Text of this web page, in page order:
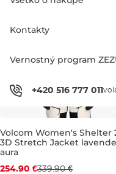
Kontakty
Vernostný program
+420 516 777 011
Zľava -25 %
Volcom Women's Shelter
3D Stretch Jacket
aura
254.90 €339.90 €